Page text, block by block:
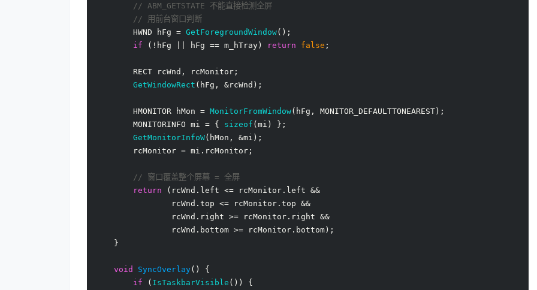
// ABM_GETSTATE 不能直接检测全屏
// 用前台窗口判断
        HWND hFg =
GetForegroundWindow();
if (!hFg || hFg == m_hTray) return false ;
        RECT rcWnd, rcMonitor;
GetWindowRect(hFg, &rcWnd);
        HMONITOR hMon =
MonitorFromWindow(hFg, MONITOR_DEFAULTTONEAREST);
        MONITORINFO mi = {
sizeof(mi) };
GetMonitorInfoW(hMon, &mi);
        rcMonitor = mi.rcMonitor;
// 窗口覆盖整个屏幕 = 全屏
return (rcWnd.left <= rcMonitor.left &&
                rcWnd.top <= rcMonitor.top &&
                rcWnd.right >= rcMonitor.right &&
                rcWnd.bottom >= rcMonitor.bottom);
    }
void SyncOverlay()
{
if (IsTaskbarVisible()) {